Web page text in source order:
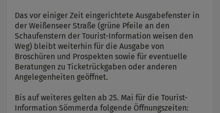
Das vor einiger Zeit eingerichtete Ausgabefenster in
der Weißenseer Straße (grüne Pfeile an den
Schaufenstern der Tourist-Information weisen den
Weg) bleibt weiterhin für die Ausgabe von
Broschüren und Prospekten sowie für eventuelle
Beratungen zu Ticketrückgaben oder anderen
Angelegenheiten geöffnet.
Bis auf weiteres gelten ab 25. Mai für die Tourist-
Information Sömmerda folgende Öffnungszeiten: